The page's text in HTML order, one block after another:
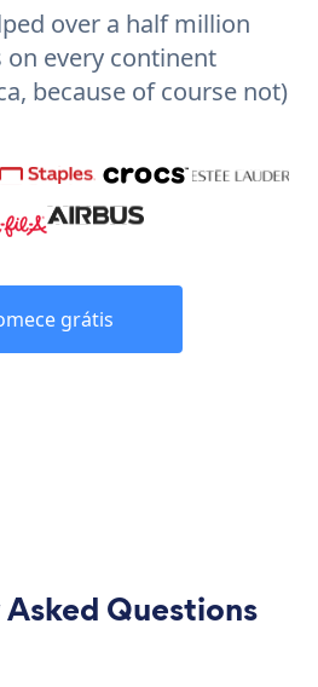
over a half million
on every continent
because of course not)
grátis
Questions